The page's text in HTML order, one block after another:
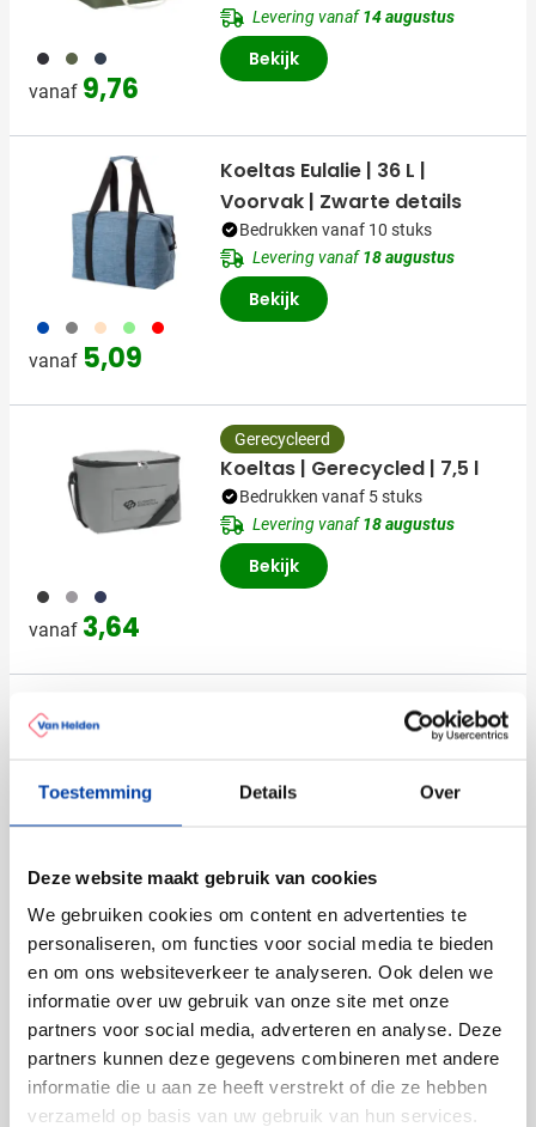
Toestemming Details Over
Deze website maakt gebruik van cookies
We gebruiken cookies om content en advertenties te
personaliseren, om functies voor social media te bieden
en om ons websiteverkeer te analyseren. Ook delen we
informatie over uw gebruik van onze site met onze
partners voor social media, adverteren en analyse. Deze
partners kunnen deze gegevens combineren met andere
informatie die u aan ze heeft verstrekt of die ze hebben
verzameld op basis van uw gebruik van hun services.
001 402 307
vanaf 9,76
Levering vanaf14 augustus
Bekijk
023 003 357 029 008
vanaf 5,09
Koeltas Eulalie | 36 L |
Voorvak | Zwarte details
Bedrukken vanaf 10 stuks
Levering vanaf18 augustus
Bekijk
001 003 005
vanaf 3,64
Gerecycleerd
Koeltas | Gerecycled | 7,5 l
Bedrukken vanaf 5 stuks
Levering vanaf18 augustus
Bekijk
27,19
Orrefors Koeltas Hunting [27
Levering vanaf
14 augustus
Gerecycleerd
rPET Koeltas Luz
Bedrukken vanaf 20 stuks
Levering vanaf18 augustus
Bekijk